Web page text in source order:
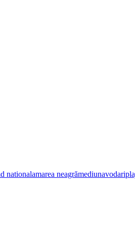
nationalamarea neagrămediunavodari